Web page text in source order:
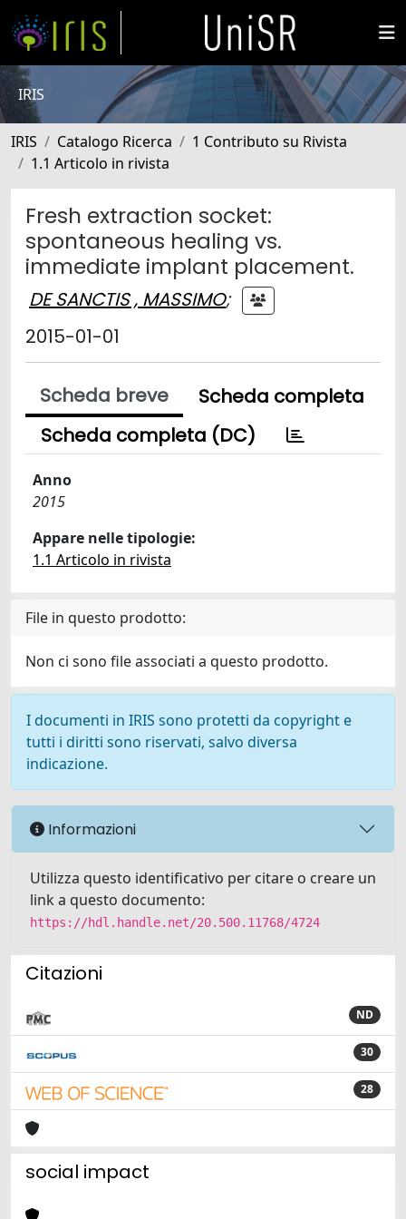
IRIS
IRIS Catalogo Ricerca
1 Contributo su Rivista
1.1 Articolo in rivista
Fresh extraction socket:
spontaneous healing vs.
immediate implant placement.
DE SANCTIS , MASSIMO;
2015-01-01
Scheda breve
Scheda completa
Scheda completa (DC)
Anno
2015
Appare nelle tipologie:
1.1 Articolo in rivista
File in questo prodotto:
Non ci sono file associati a questo prodotto.
I documenti in IRIS sono protetti da copyright e
tutti i diritti sono riservati, salvo diversa
indicazione.
Informazioni
Utilizza questo identificativo per citare o creare un
link a questo documento:
https://hdl.handle.net/20.500.11768/4724
Citazioni
ND
30
28
social impact